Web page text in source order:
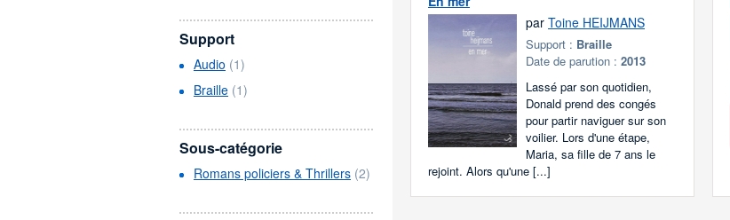
parToine HEIJMANS
Support : Braille
Date de parution :2013
Lassé par son quotidien,
Donald prend des congés
pour partir naviguer sur son
voilier. Lors d'une étape,
Maria, sa fille de 7 ans le
rejoint. Alors qu'une [...]
Support
Audio (1)
Braille (1)
Sous-catégorie
Romans policiers & Thrillers (2)